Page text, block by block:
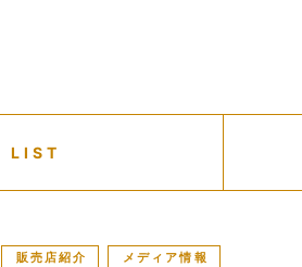
LIST
販売店紹介 メディア情報